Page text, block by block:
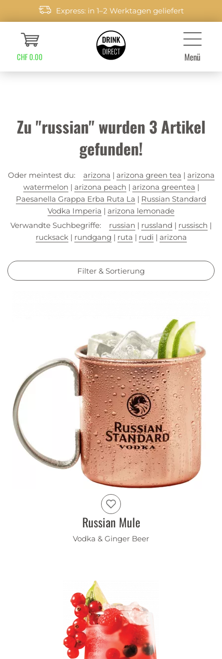
Express: in 1–2 Werktagen geliefert
CHF 0.00 Menü
Zu "russian" wurden 3Artikel
gefunden!
Oder meintest du: arizona | arizona green tea | arizona
watermelon | arizona peach | arizona greentea |
Paesanella Grappa Erba Ruta La | Russian Standard
Vodka Imperia | arizona lemonade
Verwandte Suchbegriffe:
russian | russland | russisch |
rucksack| rundgang | ruta | rudi | arizona
Filter & Sortierung
Russian Mule
Vodka & Ginger Beer